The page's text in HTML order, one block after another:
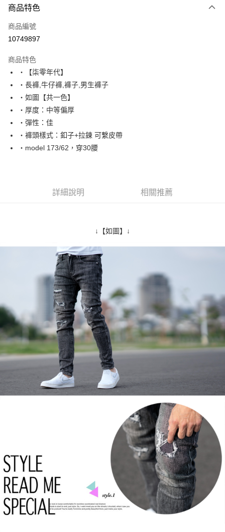
信用卡一次付款
超商取貨付款
Apple Pay
街口支付
悠遊付
Google Pay
AFTEE先享後付
１．簡單：不需註冊會員、不需綁卡、不需儲值。
【「AFTEE先享後付」結帳流程】
結帳頁面，進行簡訊認證並確認金額後，即可完成結帳。
２．訂單成立數日內，您將收到繳費通知簡訊。
３．收到繳費通知簡訊後14天內，點擊此簡訊中的連結，可透過四大超商／
ATM／網路銀行／等多元方式進行付款，方視為交易完成。
※ 請注意：結帳手續完成當下不需立刻繳費，但若您需要取消訂單，請聯絡
購買商品的店家。未經商家同意取消之訂單仍視為有效，需透過AFTEE先享
後付繳納相關費用。
※ 交易是否成功請以「AFTEE先享後付 」之結帳頁面顯示為準，若有關於
是否繳費成功／繳費後需取消欲退款等相關疑問，請聯繫「AFTEE先享後付
客戶支援中心」https://netprotections.freshdesk.com/support/home
【注意事項】
１．透過由恩沛科技股份有限公司提供之「AFTEE先享後付」服務完成之交
易，需依本服務之必要範圍內提供個人資料，並將交易相關給付款項請求債
權轉讓予恩沛科技股份有限公司。
２．關於個人資料處理事宜，請瀏覽以下網址：
https://aftee.tw/terms/#terms3
３．未成年的使用者請事先徵得法定代理人或監護人之同意方可使用
「AFTEE先享後付」，若未經同意申辦者引起之損失，本公司不負相關責
４．使用「AFTEE先享後付」時，將依據個別帳號之用戶狀況，依本公司即
時審查核予不同之上限額度；若仍有額度不足之情形，本公司將視審查結果
５．嚴禁一人註冊多個帳號或使用他人資訊註冊。若發現惡意使用之情形，
恩沛科技股份有限公司將有權停止該用戶之使用額度並採取法律行動。
每筆NT$80，滿NT$1,800(含以上)免運費
先付款後全家取貨
每筆NT$80，滿NT$1,800(含以上)免運費
每筆NT$80，滿NT$1,800(含以上)免運費
先付款後7-11取貨
每筆NT$80，滿NT$1,800(含以上)免運費
宅配
每筆NT$120，滿NT$3,000(含以上)免運費
商品特色
商品編號
10749897
商品特色
‧【柒零年代】
‧長褲,牛仔褲,褲子,男生褲子
‧如圖【共一色】
‧厚度：中等偏厚
‧彈性：佳
‧褲頭樣式：釦子+拉鍊 可繫皮帶
‧model 173/62，穿30腰
詳細說明 相關推薦
↓【如圖】↓